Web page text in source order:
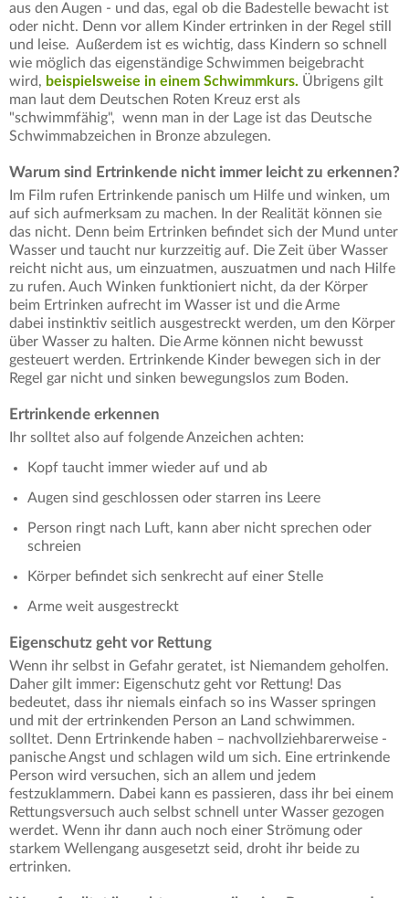
aus den Augen - und das, egal ob die Badestelle bewacht ist
oder nicht. Denn vor allem Kinder ertrinken in der Regel still
und leise. Außerdem ist es wichtig, dass Kindern so schnell
wie möglich das eigenständige Schwimmen beigebracht
wird, beispielsweise in einem Schwimmkurs. Übrigens gilt
man laut dem Deutschen Roten Kreuz erst als
"schwimmfähig", wenn man in der Lage ist das Deutsche
Schwimmabzeichen in Bronze abzulegen.
Warum sind Ertrinkende nicht immer leicht zu erkennen?
Im Film rufen Ertrinkende panisch um Hilfe und winken, um
auf sich aufmerksam zu machen. In der Realität können sie
das nicht. Denn beim Ertrinken befindet sich der Mund unter
Wasser und taucht nur kurzzeitig auf. Die Zeit über Wasser
reicht nicht aus, um einzuatmen, auszuatmen und nach Hilfe
zu rufen. Auch Winken funktioniert nicht, da der Körper
beim Ertrinken aufrecht im Wasser ist und die Arme
dabei instinktiv seitlich ausgestreckt werden, um den Körper
über Wasser zu halten. Die Arme können nicht bewusst
gesteuert werden. Ertrinkende Kinder bewegen sich in der
Regel gar nicht und sinken bewegungslos zum Boden.
Ertrinkende erkennen
Ihr solltet also auf folgende Anzeichen achten:
Kopf taucht immer wieder auf und ab
Augen sind geschlossen oder starren ins Leere
Person ringt nach Luft, kann aber nicht sprechen oder
schreien
Körper befindet sich senkrecht auf einer Stelle
Arme weit ausgestreckt
Eigenschutz geht vor Rettung
Wenn ihr selbst in Gefahr geratet, ist Niemandem geholfen.
Daher gilt immer: Eigenschutz geht vor Rettung! Das
bedeutet, dass ihr niemals einfach so ins Wasser springen
und mit der ertrinkenden Person an Land schwimmen.
solltet. Denn Ertrinkende haben – nachvollziehbarerweise -
panische Angst und schlagen wild um sich. Eine ertrinkende
Person wird versuchen, sich an allem und jedem
festzuklammern. Dabei kann es passieren, dass ihr bei einem
Rettungsversuch auch selbst schnell unter Wasser gezogen
werdet. Wenn ihr dann auch noch einer Strömung oder
starkem Wellengang ausgesetzt seid, droht ihr beide zu
ertrinken.